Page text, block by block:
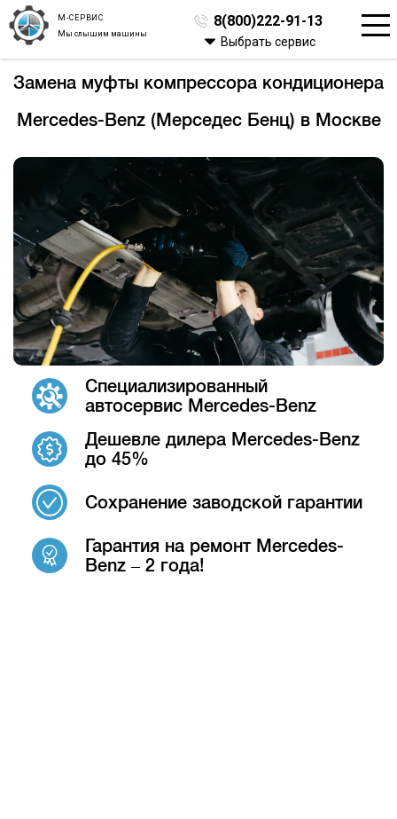
М-СЕРВИС
Мы слышим машины
8(800)222-91-13
Выбрать сервис
Замена муфты компрессора кондиционера
Mercedes-Benz (Мерседес Бенц) в Москве
Специализированный
автосервис Mercedes-Benz
Дешевле дилера Mercedes-Benz
до 45%
Сохранение заводской гарантии
Гарантия на ремонт Mercedes-
Benz – 2 года!